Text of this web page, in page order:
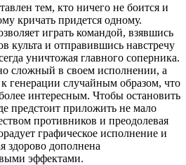
тем, кто ничего не боится и
кричать придется одному.
играть командой, взявшись
культа и отправившись навстречу
уничтожая главного соперника.
сложный в своем исполнении, а
генерации случайным образом, что
интересным. Чтобы остановить
предстоит приложить не мало
противников и преодолевая
графическое исполнение и
здорово дополнена
эффектами.